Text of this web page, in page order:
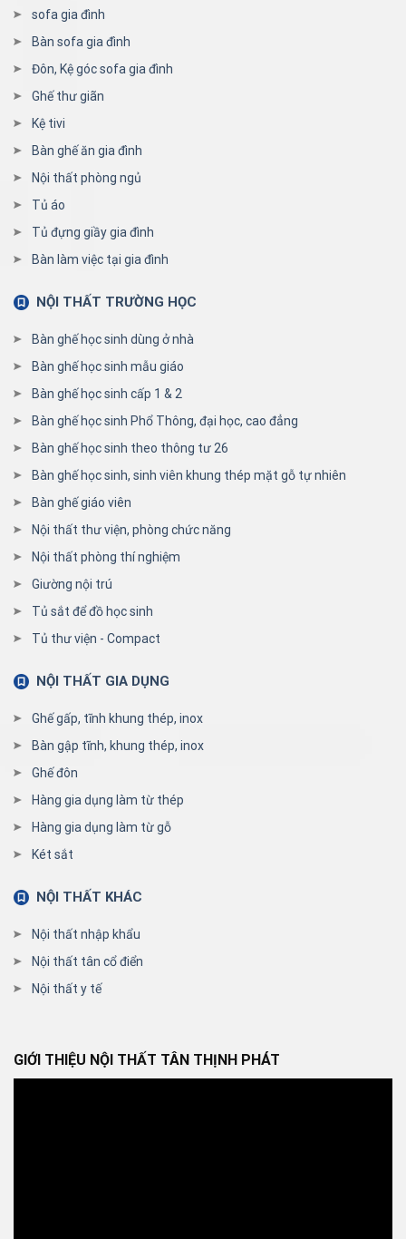
sofa gia đình
Bàn sofa gia đình
Đôn, Kệ góc sofa gia đình
Ghế thư giãn
Kệ tivi
Bàn ghế ăn gia đình
Nội thất phòng ngủ
Tủ áo
Tủ đựng giầy gia đình
Bàn làm việc tại gia đình
NỘI THẤT TRƯỜNG HỌC
Bàn ghế học sinh dùng ở nhà
Bàn ghế học sinh mẫu giáo
Bàn ghế học sinh cấp 1 & 2
Bàn ghế học sinh Phổ Thông, đại học, cao đẳng
Bàn ghế học sinh theo thông tư 26
Bàn ghế học sinh, sinh viên khung thép mặt gỗ tự nhiên
Bàn ghế giáo viên
Nội thất thư viện, phòng chức năng
Nội thất phòng thí nghiệm
Giường nội trú
Tủ sắt để đồ học sinh
Tủ thư viện - Compact
NỘI THẤT GIA DỤNG
Ghế gấp, tĩnh khung thép, inox
Bàn gập tĩnh, khung thép, inox
Ghế đôn
Hàng gia dụng làm từ thép
Hàng gia dụng làm từ gỗ
Két sắt
NỘI THẤT KHÁC
Nội thất nhập khẩu
Nội thất tân cổ điển
Nội thất y tế
GIỚI THIỆU NỘI THẤT TÂN THỊNH PHÁT